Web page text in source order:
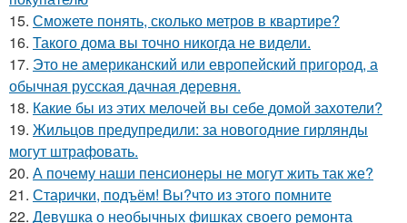
15. Сможете понять, сколько метров в квартире?
16. Такого дома вы точно никогда не видели.
17. Это не американский или европейский пригород, а
обычная русская дачная деревня.
18. Какие бы из этих мелочей вы себе домой захотели?
19. Жильцов предупредили: за новогодние гирлянды
могут штрафовать.
20. А почему наши пенсионеры не могут жить так же?
21. Старички, подъём! Вы?что из этого помните
22. Девушка о необычных фишках своего ремонта